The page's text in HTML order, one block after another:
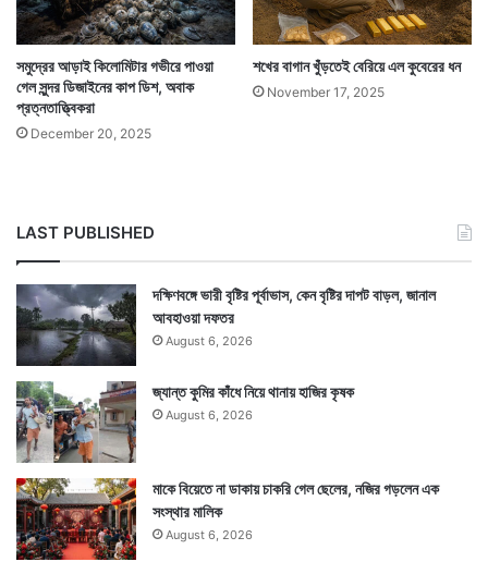
Tags
সমুদ্রের আড়াই কিলোমিটার গভীরে পাওয়া
গেল সুন্দর ডিজাইনের কাপ ডিশ, অবাক
প্রত্নতাত্ত্বিকরা
December 20, 2025
শখের বাগান খুঁড়তেই বেরিয়ে এল কুবেরের ধন
November 17, 2025
LAST PUBLISHED
দক্ষিণবঙ্গে ভারী বৃষ্টির পূর্বাভাস, কেন বৃষ্টির দাপট বাড়ল, জানাল
আবহাওয়া দফতর
August 6, 2026
জ্যান্ত কুমির কাঁধে নিয়ে থানায় হাজির কৃষক
August 6, 2026
মাকে বিয়েতে না ডাকায় চাকরি গেল ছেলের, নজির গড়লেন এক
সংস্থার মালিক
August 6, 2026